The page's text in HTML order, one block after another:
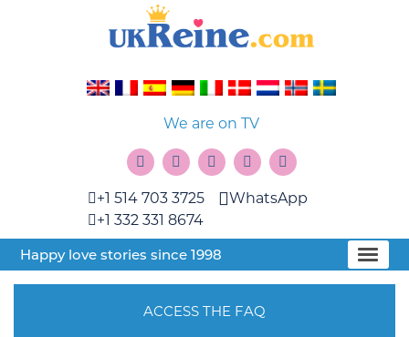
We are on TV
+1 514 703 3725
+1 332 331 8674
WhatsApp
Happy love stories since 1998
ACCESS THE FAQ